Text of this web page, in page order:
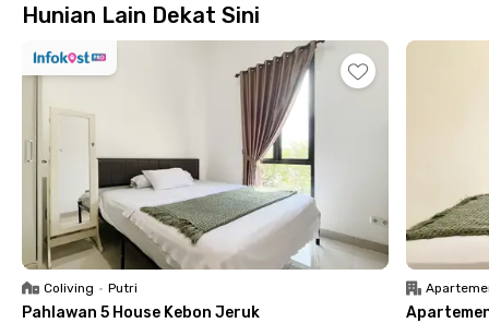
Co-living Rukita Tawakal Tomang juga cocok bagi mahasiswa
yang berkampus di area Grogol. Universitas Trisakti dan
Tarumanagara bisa dicapai dengan 15 menit berjalan kaki saja.
Semua penghuni Rukita juga bisa menikmati layanan laundry
dan pembersihan kamar tanpa biaya tambahan.
Untuk melindungi penghuni dari paparan COVID-19, unit Rukita
ini disterilkan secara rutin oleh Tim Kebersihan kami. Semua
unit Rukita juga dilengkapi dengan hand sanitizer dan
termometer yang bisa digunakan baik oleh penghuni maupun
semua tamu yang berkunjung.
Unit Rukita Residence Tawakal Tomang dikelilingi oleh :
Hunian Lain Dekat Sini
Coliving • Putri
Pahlawan 5 House Kebon Jeruk